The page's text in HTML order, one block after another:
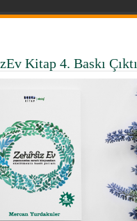
Kitap 4. Baskı Çıktı